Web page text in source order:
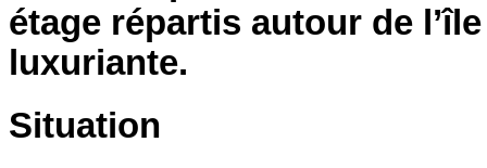
étage répartis autour de
luxuriante.
Situation